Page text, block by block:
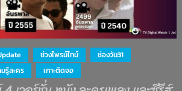
ช่วงไพรม์ไทม์
ช่องวัน31
รู้ละคร เกาะติดจอ